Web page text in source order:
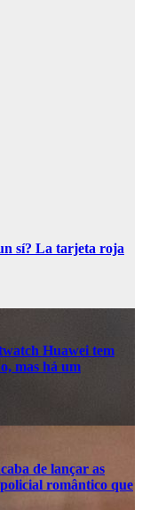
sí? La tarjeta roja
Huawei tem
mas há um
de lançar as
romântico que